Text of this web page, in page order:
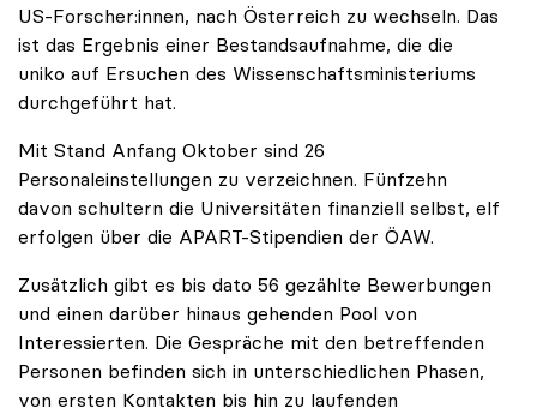
US-Forscher:innen, nach Österreich zu wechseln. Das
ist das Ergebnis einer Bestandsaufnahme, die die
uniko auf Ersuchen des Wissenschaftsministeriums
durchgeführt hat.
Mit Stand Anfang Oktober sind 26
Personaleinstellungen zu verzeichnen. Fünfzehn
davon schultern die Universitäten finanziell selbst, elf
erfolgen über die APART-Stipendien der ÖAW.
Zusätzlich gibt es bis dato 56 gezählte Bewerbungen
und einen darüber hinaus gehenden Pool von
Interessierten. Die Gespräche mit den betreffenden
Personen befinden sich in unterschiedlichen Phasen,
von ersten Kontakten bis hin zu laufenden